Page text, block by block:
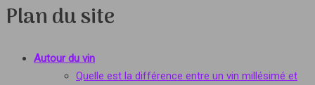
Plan du site
Autour du vin
Quelle est la différence entre un vin millésimé et